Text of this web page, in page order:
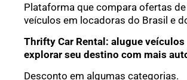
Plataforma que compara ofertas
veículos em locadoras do Brasil e
Thrifty Car Rental: alugue veículos
explorar seu destino com mais
Desconto em algumas categorias.